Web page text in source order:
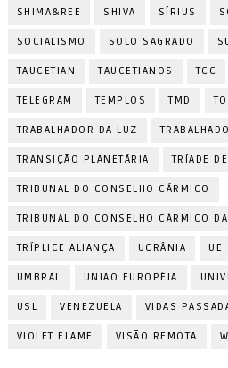
SHIMA&REE SHIVA SÍRIUS
SOCIALISMO SOLO SAGRADO
TAUCETIAN TAUCETIANOS TCC
TELEGRAM TEMPLOS TMD
TRABALHADOR DA LUZ
TRANSIÇÃO PLANETÁRIA TRÍADE
TRIBUNAL DO CONSELHO CÁRMICO
TRIBUNAL DO CONSELHO CÁRMICO
TRÍPLICE ALIANÇA UCRÂNIA UE
UMBRAL UNIÃO EUROPÉIA
USL VENEZUELA VIDAS
VIOLET FLAME VISÃO REMOTA